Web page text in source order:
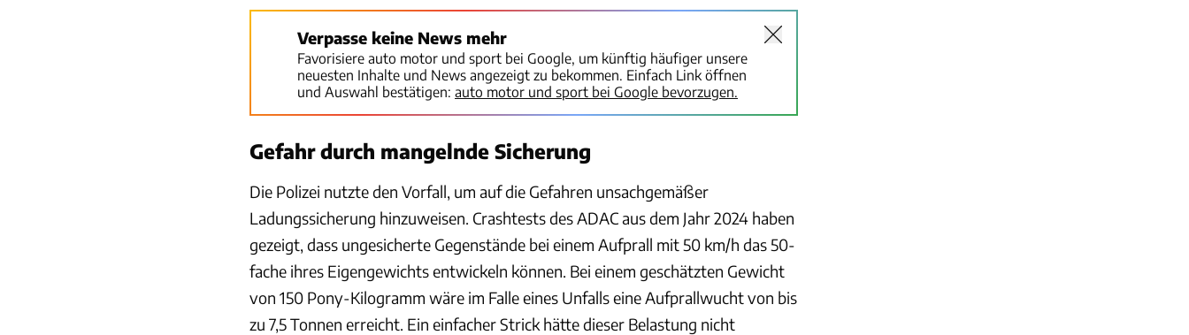
Verpasse keine News mehr
Favorisiere auto motor und sport bei Google, um künftig häufiger unsere
neuesten Inhalte und News angezeigt zu bekommen. Einfach Link öffnen
und Auswahl bestätigen: auto motor und sport bei Google bevorzugen.
Gefahr durch mangelnde Sicherung
Die Polizei nutzte den Vorfall, um auf die Gefahren unsachgemäßer
Ladungssicherung hinzuweisen. Crashtests des ADAC aus dem Jahr 2024 haben
gezeigt, dass ungesicherte Gegenstände bei einem Aufprall mit 50 km/h das 50-
fache ihres Eigengewichts entwickeln können. Bei einem geschätzten Gewicht
von 150 Pony-Kilogramm wäre im Falle eines Unfalls eine Aufprallwucht von bis
zu 7,5 Tonnen erreicht. Ein einfacher Strick hätte dieser Belastung nicht